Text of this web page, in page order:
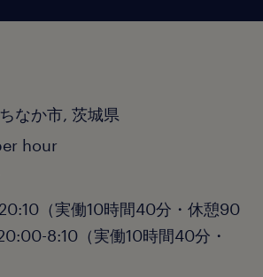
なか市, 茨城県
hour
20:10（実働10時間40分・休憩90
8:10（実働10時間40分・